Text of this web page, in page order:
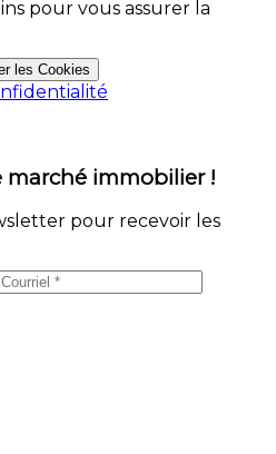
pour vous assurer la
les Cookies
marché immobilier !
pour recevoir les